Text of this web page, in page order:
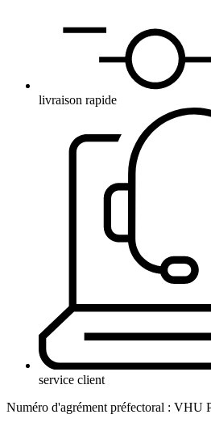
livraison rapide
service client
Numéro d'agrément préfectoral : VHU